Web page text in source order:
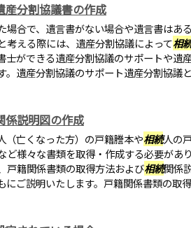
産分割協議書の作成
場合で、遺言書がない場合や遺言書はあ
考える際には、遺産分割協議によって相
士ができる遺産分割協議のサポートや遺
遺産分割協議のサポート遺産分割協議と
係説明図の作成
（亡くなった方）の戸籍謄本や相続人の
ど様々な書類を取得・作成する必要があ
戸籍関係書類の取得方法および相続関係
にご説明いたします。戸籍関係書類の取